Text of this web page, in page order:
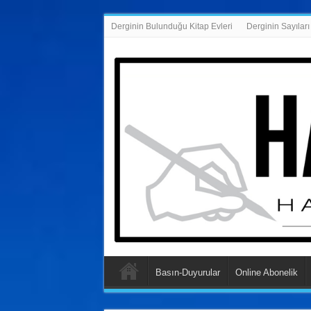
Derginin Bulunduğu Kitap Evleri Derginin Sayıları
Basın-Duyurular Online Abonelik